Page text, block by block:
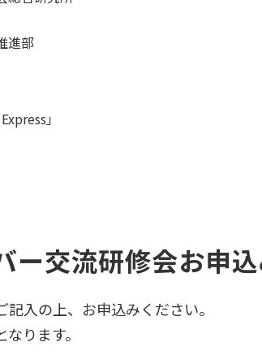
部
」
ー交流研修会お申
お申込みください。
す。